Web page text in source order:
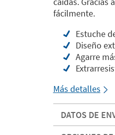
fácilmente.
Estuche
Diseño
Agarre
Más detalles
DATOS DE